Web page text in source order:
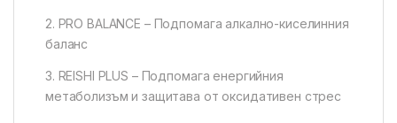
2. PRO BALANCE – Подпомага алкално-киселинния
баланс
3. REISHI PLUS – Подпомага енергийния
метаболизъм и защитава от оксидативен стрес